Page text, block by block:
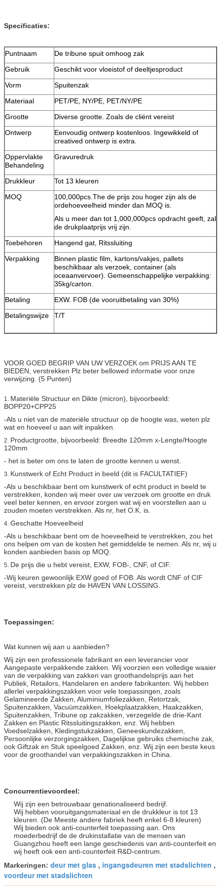
Specificaties:
Puntnaam
De tribune spuit omhoog zak
Gebruik
Geschikt voor vloeistof of deeltjesproduct
Vorm
Spuitenzak
Materiaal
PET/PE, NY/PE, PET/NY/PE
Grootte
Diverse grootte. Zoals de cliënt vereist
Ontwerp
Eenvoudig ontwerp kostenloos. Ingewikkeld of
creatived ontwerp is extra.
Oppervlakte
Behandeling
Gravuredruk
Drukkleur
Tot 13 kleuren
MOQ
100,000pcs.The de prijs zou hoger zijn als de
ordehoeveelheid minder dan MOQ is.
Als u meer dan tot 1,000,000pcs opdracht geeft, zal
de drukplaatprijs vrij zijn.
Toebehoren
Hangend gat, Ritssluiting
Verpakking
Binnen plastic film, kartons/vakjes, pallets
beschikbaar als verzoek, container (als
oceaanvervoer). Gemeenschappelijke verpakking:
35kg/carton.
Betaling
EXW. FOB (de vooruitbetaling van 30%)
Betalingswijze
T/T
VOOR GOED BEGRIP VAN UW VERZOEK om PRIJS AAN TE
BIEDEN, verstrekken Plz beter bellowed informatie voor onze
verwijzing. (5 Punten)
1. Materiële Structuur en Dikte (micron), bijvoorbeeld:
BOPP20+CPP25
-Als u niet van de materiële structuur op de hoogte was, weten plz
wat en hoeveel u aan wilt inpakken.
2. Productgrootte, bijvoorbeeld: Breedte 120mm x-Lengte/Hoogte
120mm
- het is beter om ons te laten de grootte kennen u wenst.
3. Kunstwerk of Echt Product in beeld (dit is FACULTATIEF)
-Als u beschikbaar bent om kunstwerk of echt product in beeld te
verstrekken, konden wij meer over uw verzoek om grootte en druk
veel beter kennen, en ervoor zorgen wat wij en voorstellen aan u
zouden moeten verstrekken. Als nr, het O.K. is.
4. Geschatte Hoeveelheid
-Als u beschikbaar bent om de hoeveelheid te verstrekken, zou het
ons helpen om van de kosten het gemiddelde te nemen. Als nr, wij u
konden aanbieden basis op MOQ.
5. De prijs die u hebt vereist, EXW, FOB-, CNF, of CIF.
-Wij keuren gewoonlijk EXW goed of FOB. Als wordt CNF of CIF
vereist, verstrekken plz de HAVEN VAN LOSSING.
Toepassingen:
Wat kunnen wij aan u aanbieden?
Wij zijn een professionele fabrikant en een leverancier voor
Aangepaste verpakkende zakken. Wij voorzien een volledige waaier
van de verpakking van zakken van groothandelsprijs aan het
Publiek, Retailors, Handelaren en andere fabrikanten. Wij hebben
allerlei verpakkingszakken voor vele toepassingen, zoals
Gelamineerde Zakken, Aluminiumfoliezakken, Retortzak,
Spuitenzakken, Vacuümzakken, Hoekplaatzakken, Haakzakken,
Spuitenzakken, Tribune op zakzakken, verzegelde de drie-Kant
Zakken en Plastic Ritssluitingszakken, enz. Wij hebben
Voedselzakken, Kledingstukzakken, Geneeskundezakken,
Persoonlijke verzorgingzakken, Dagelijkse gebruiks chemische zak,
ook Giftzak en Stuk speelgoed Zakken, enz. Wij zijn een beste keus
voor de groothandel van verpakkingszakken in China.
Concurrentievoordeel:
Wij zijn een betrouwbaar genationaliseerd bedrijf.
Wij hebben vooruitgangsmateriaal en de drukkleur is tot 13
kleuren. (De Meeste andere fabriek heeft enkel 6-8 kleuren)
Wij bieden ook anti-counterfeit toepassing aan. Ons
moederbedrijf de de drukinstallatie van de mensen van
Guangzhou heeft een lange geschiedenis van anti-counterfeit en
wij heeft ook een anti-counterfeit R&D-centrum.
Markeringen: deur met glas , ingangsdeuren met stadslichten ,
voordeur met stadslichten